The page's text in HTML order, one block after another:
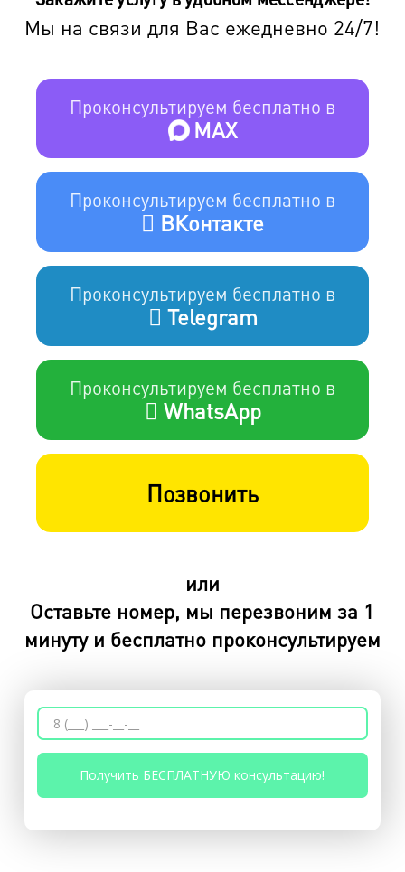
Мы на связи для Вас ежедневно 24/7!
Проконсультируем бесплатно в
MAX
Проконсультируем бесплатно в
ВКонтакте
Проконсультируем бесплатно в
Telegram
Проконсультируем бесплатно в
WhatsApp
Позвонить
или
Оставьте номер, мы перезвоним за 1
минуту и бесплатно проконсультируем